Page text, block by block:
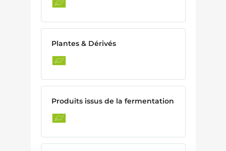
Plantes & Dérivés
Produits issus de la fermentation